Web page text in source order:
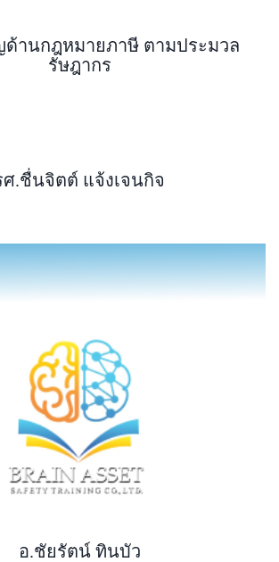
ด้านกฎหมายภาษี ตามประมวล
รัษฎากร
ศ.ชื่นจิตต์ แจ้งเจนกิจ
อ.ชัยรัตน์ ทินบัว